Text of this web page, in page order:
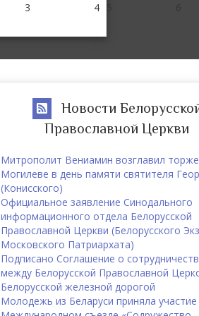
3 4
Новости
Православной Церкви
Митрополит Вениамин возглавил
Могилеве в день памяти святителя
(Конисского)
Официальное заявление Синодального
информационного отдела Белорусской
Православной Церкви (Белорусского
Московского Патриархата)
Подписано Соглашение о
между Белорусской Православной
Белорусской железной дорогой
Молодежь из Беларуси приняла участие